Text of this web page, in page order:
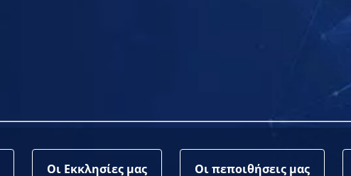
Οι Εκκλησίες μας Οι πεποιθήσεις μας